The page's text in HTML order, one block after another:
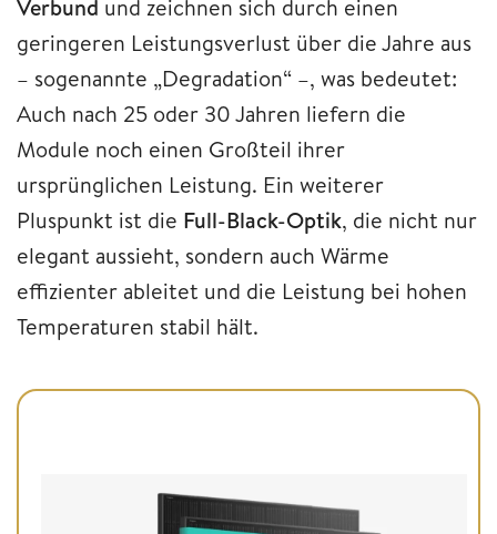
Verbund und zeichnen sich durch einen
geringeren Leistungsverlust über die Jahre aus
– sogenannte „Degradation“ –, was bedeutet:
Auch nach 25 oder 30 Jahren liefern die
Module noch einen Großteil ihrer
ursprünglichen Leistung. Ein weiterer
Pluspunkt ist die Full-Black-Optik, die nicht nur
elegant aussieht, sondern auch Wärme
effizienter ableitet und die Leistung bei hohen
Temperaturen stabil hält.